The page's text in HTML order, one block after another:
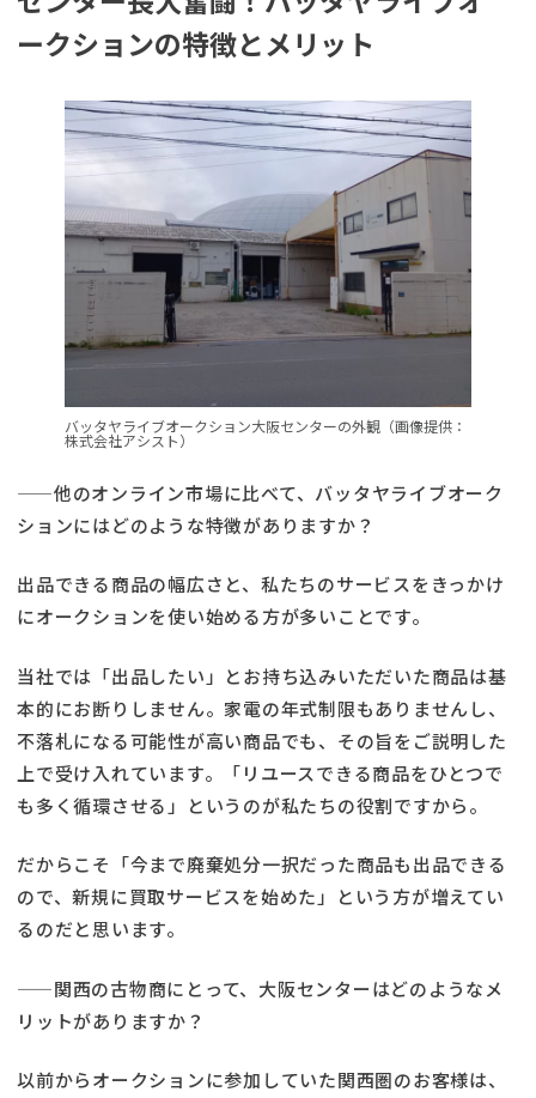
ークションの特徴とメリット
バッタヤライブオークション大阪センターの外観（画像提供：
株式会社アシスト）
——他のオンライン市場に比べて、バッタヤライブオーク
ションにはどのような特徴がありますか？
出品できる商品の幅広さと、私たちのサービスをきっかけ
にオークションを使い始める方が多いことです。
当社では「出品したい」とお持ち込みいただいた商品は基
本的にお断りしません。家電の年式制限もありませんし、
不落札になる可能性が高い商品でも、その旨をご説明した
上で受け入れています。「リユースできる商品をひとつで
も多く循環させる」というのが私たちの役割ですから。
だからこそ「今まで廃棄処分一択だった商品も出品できる
ので、新規に買取サービスを始めた」という方が増えてい
るのだと思います。
——関西の古物商にとって、大阪センターはどのようなメ
リットがありますか？
以前からオークションに参加していた関西圏のお客様は、